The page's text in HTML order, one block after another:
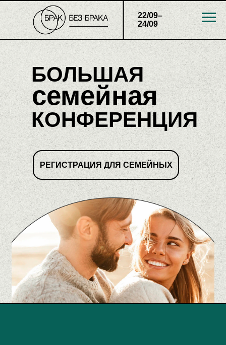
семейная
БОЛЬШАЯ
КОНФЕРЕНЦИЯ
22/09–
24/09
РЕГИСТРАЦИЯ ДЛЯ СЕМЕЙНЫХ